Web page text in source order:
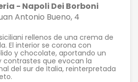
- Napoli Dei Borboni
Antonio Bueno, 4
rellenos de una crema de
El interior se corona con
y chocolate, aportando un
contrastes que evocan la
del sur de Italia, reinterpretada